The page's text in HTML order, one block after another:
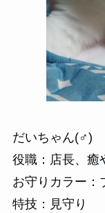
だいちゃん(♂)
役職：店長、癒
お守りカラー：
特技：見守り